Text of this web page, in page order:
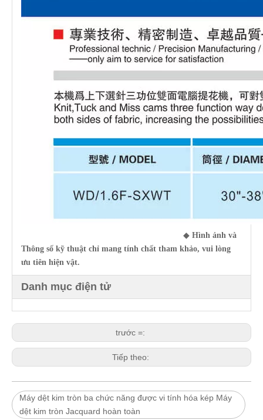
◆ Hình ảnh và
Thông số kỹ thuật chỉ mang tính chất tham khảo, vui lòng
ưu tiên hiện vật.
Danh mục điện tử
trước =:
Tiếp theo:
Máy dệt kim tròn ba chức năng được vi tính hóa kép Máy
dệt kim tròn Jacquard hoàn toàn